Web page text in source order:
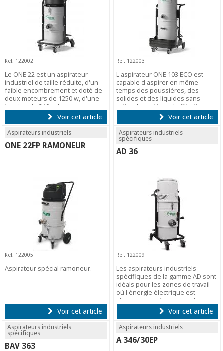
Ref. 122002
Le ONE 22 est un aspirateur
industriel de taille réduite, d'un
faible encombrement et doté de
deux moteurs de 1250 w, d'une
tension de 240 volts
Voir cet article
Ref. 122003
L'aspirateur ONE 103 ECO est
capable d'aspirer en même
temps des poussières, des
solides et des liquides sans
retirer le système de filtration.
Voir cet article
Aspirateurs industriels
ONE 22FP RAMONEUR
Ref. 122005
Aspirateur spécial ramoneur.
Voir cet article
Aspirateurs industriels
spécifiques
AD 36
Ref. 122009
Les aspirateurs industriels
spécifiques de la gamme AD sont
idéals pour les zones de travail
où l'énergie électrique est
absente ou présente un danger.
Voir cet article
Aspirateurs industriels
spécifiques
BAV 363
Aspirateurs industriels
A 346/30EP